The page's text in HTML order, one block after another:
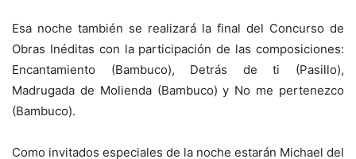
Esa noche también se realizará la final del Concurso de
Obras Inéditas con la participación de las composiciones:
Encantamiento (Bambuco), Detrás de ti (Pasillo),
Madrugada de Molienda (Bambuco) y No me pertenezco
(Bambuco).
Como invitados especiales de la noche estarán Michael del